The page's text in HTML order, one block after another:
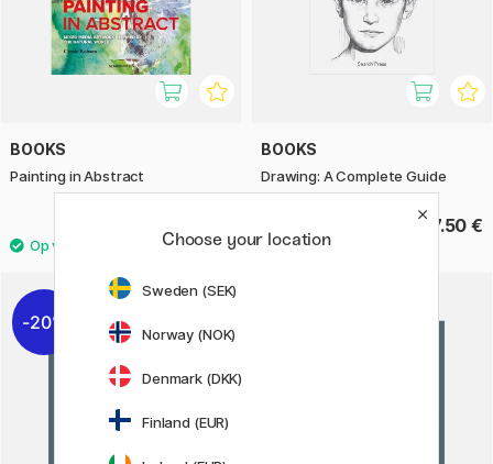
BOOKS
Painting in Abstract
BOOKS
Drawing: A Complete Guide
17.50 €
20%
Choose your location
Sweden (SEK)
Norway (NOK)
Denmark (DKK)
Finland (EUR)